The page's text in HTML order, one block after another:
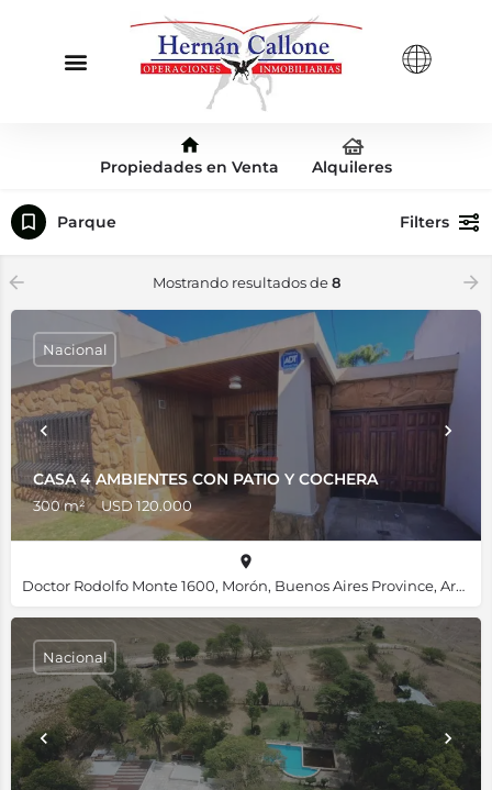
Propiedades en Venta Alquileres
Parque Filters
Mostrando resultados de8
CASA 4 AMBIENTES CON PATIO Y COCHERA
300 m² USD 120.000
Nacional
Doctor Rodolfo Monte 1600, Morón, Buenos Aires Province, Argentina, -34.66345, -58.61623
Nacional